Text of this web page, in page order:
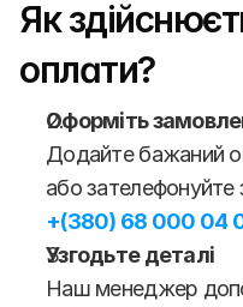
Як
оплати?
Оформіть
Додайте бажаний
або
+(380) 68 000 04
Узгодьте деталі
Наш менеджер